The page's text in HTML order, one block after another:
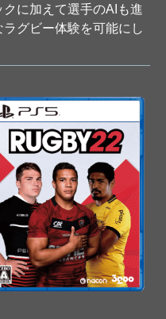
に加えて選手のAIも進
グビー体験を可能にし